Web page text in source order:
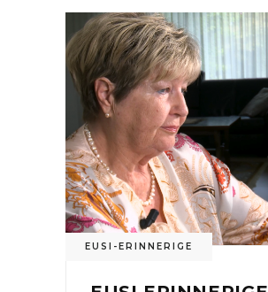
EUSI-ERINNERIGE